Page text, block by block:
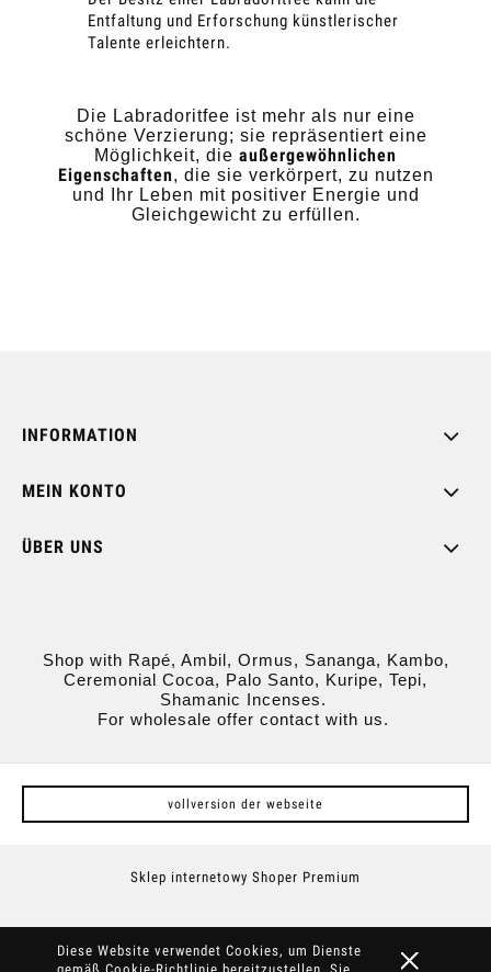
Diese Website verwendet Cookies, um Dienste
Entfaltung und Erforschung künstlerischer
Talente erleichtern.
Die Labradoritfee ist mehr als nur eine
schöne Verzierung; sie repräsentiert eine
Möglichkeit, die außergewöhnlichen
Eigenschaften, die sie verkörpert, zu nutzen
und Ihr Leben mit positiver Energie und
Gleichgewicht zu erfüllen.
INFORMATION
MEIN KONTO
ÜBER UNS
Shop with Rapé, Ambil, Ormus, Sananga, Kambo,
Ceremonial Cocoa, Palo Santo, Kuripe, Tepi,
Shamanic Incenses.
For wholesale offer contact with us.
vollversion der webseite
Sklep internetowy Shoper Premium